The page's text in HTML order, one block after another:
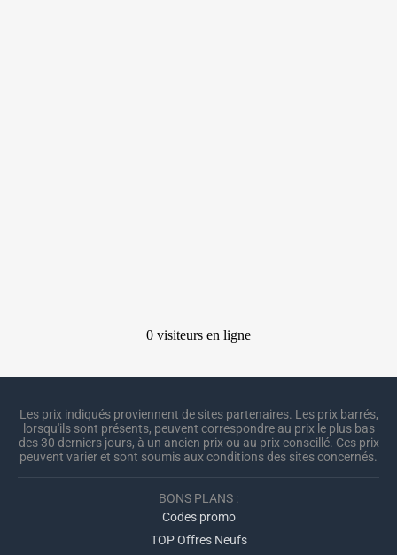
Les prix indiqués proviennent de sites partenaires. Les prix barrés,
lorsqu'ils sont présents, peuvent correspondre au prix le plus bas
des 30 derniers jours, à un ancien prix ou au prix conseillé. Ces prix
peuvent varier et sont soumis aux conditions des sites concernés.
BONS PLANS :
Codes promo
TOP Offres Neufs